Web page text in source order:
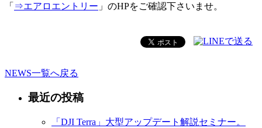
「 ⇒エアロエントリー 」のHPをご確認下さいませ。
NEWS一覧へ戻る
最近の投稿
「DJI Terra」大型アップデート解説セミナー。